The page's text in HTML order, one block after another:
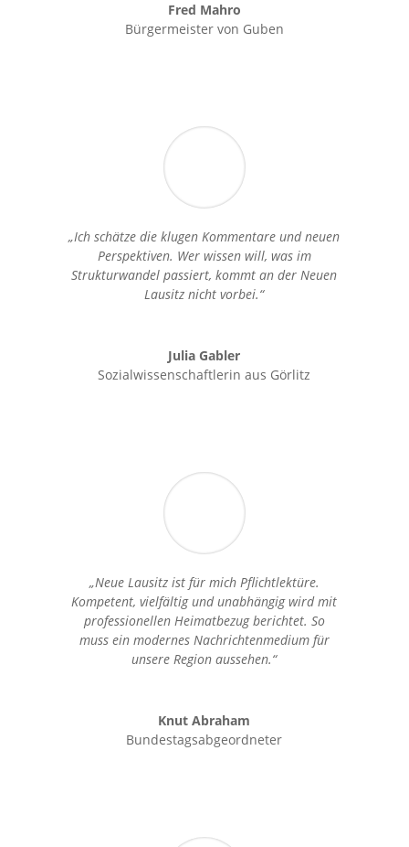
Fred Mahro
Bürgermeister von Guben
„Ich schätze die klugen Kommentare und neuen
Perspektiven. Wer wissen will, was im
Strukturwandel passiert, kommt an der Neuen
Lausitz nicht vorbei.“
Julia Gabler
Sozialwissenschaftlerin aus Görlitz
„Neue Lausitz ist für mich Pflichtlektüre.
Kompetent, vielfältig und unabhängig wird mit
professionellen Heimatbezug berichtet. So
muss ein modernes Nachrichtenmedium für
unsere Region aussehen.“
Knut Abraham
Bundestagsabgeordneter